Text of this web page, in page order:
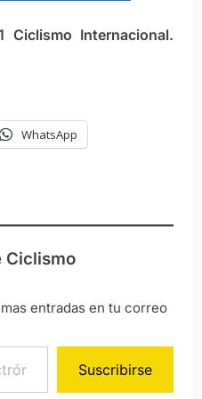
Internacional.
WhatsApp
Ciclismo
entradas en tu correo
Suscribirse